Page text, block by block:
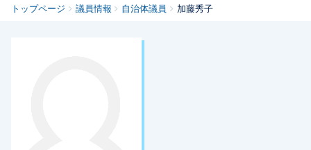
トップページ 議員情報 自治体議員 加藤秀子